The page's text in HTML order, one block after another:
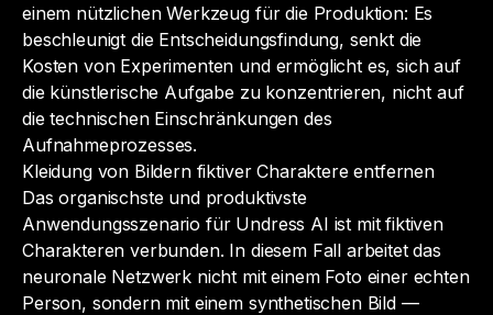
einem nützlichen Werkzeug für die Produktion: Es
beschleunigt die Entscheidungsfindung, senkt die
Kosten von Experimenten und ermöglicht es, sich auf
die künstlerische Aufgabe zu konzentrieren, nicht auf
die technischen Einschränkungen des
Aufnahmeprozesses.
Kleidung von Bildern fiktiver Charaktere entfernen
Das organischste und produktivste
Anwendungsszenario für Undress AI ist mit fiktiven
Charakteren verbunden. In diesem Fall arbeitet das
neuronale Netzwerk nicht mit einem Foto einer echten
Person, sondern mit einem synthetischen Bild —